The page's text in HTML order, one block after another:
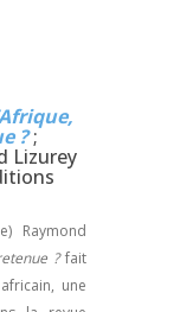
? ;
Lizurey
Raymond
?fait
une